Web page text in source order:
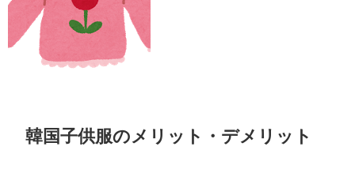
韓国子供服のメリット・デメリット